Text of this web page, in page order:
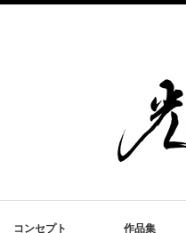
コンセプト 作品集